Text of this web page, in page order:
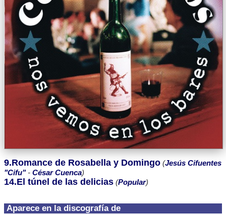
Aparece en la discografía de
9.Romance de Rosabella y Domingo (Jesús Cifuentes
"Cifu"- César Cuenca)
14.El túnel de las delicias (Popular)